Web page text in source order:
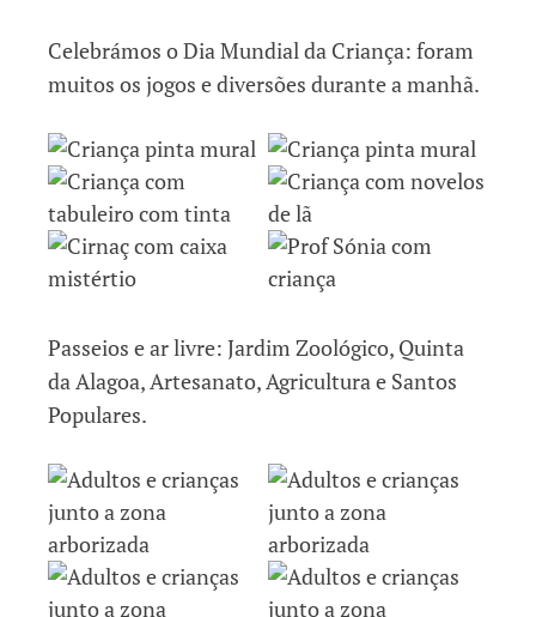
Celebrámos o Dia Mundial da Criança: foram
muitos os jogos e diversões durante a manhã.
Passeios e ar livre: Jardim Zoológico, Quinta
da Alagoa, Artesanato, Agricultura e Santos
Populares.